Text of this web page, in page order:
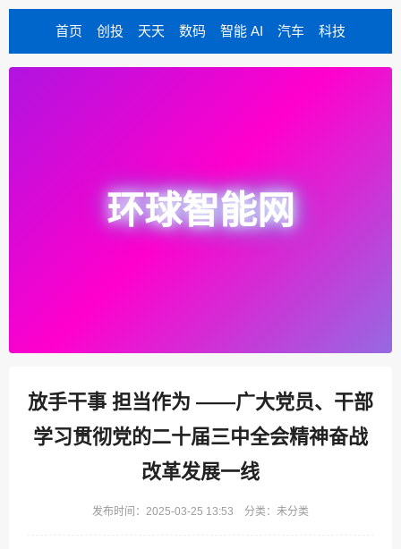
首页 创投 天天 数码 智能 AI 汽车 科技
环球智能网
放手干事 担当作为 ——广大党员、干部
学习贯彻党的二十届三中全会精神奋战
改革发展一线
发布时间：2025-03-25 13:53 分类：未分类